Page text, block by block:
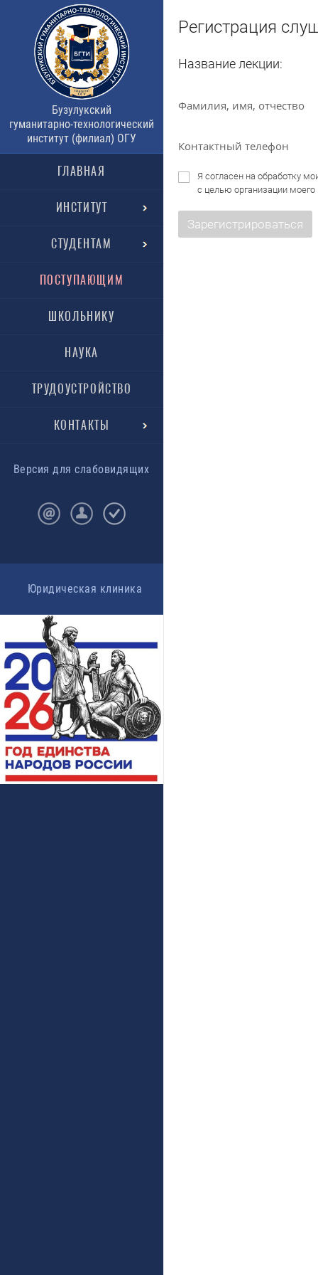
Бузулукский
гуманитарно-технологический
институт (филиал) ОГУ
ГЛАВНАЯ
ИНСТИТУТ
СТУДЕНТАМ
ПОСТУПАЮЩИМ
ШКОЛЬНИКУ
НАУКА
ТРУДОУСТРОЙСТВО
КОНТАКТЫ
Версия для слабовидящих
Юридическая клиника
Регистрация
Название лекции:
Фамилия, имя, отчество
Контактный телефон
Я согласен на обработку
с целью организации моего
Зарегистрироваться